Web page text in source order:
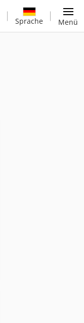
Sprache Menü